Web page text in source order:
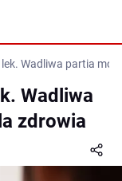
Wadliwa partia
Wadliwa
zdrowia